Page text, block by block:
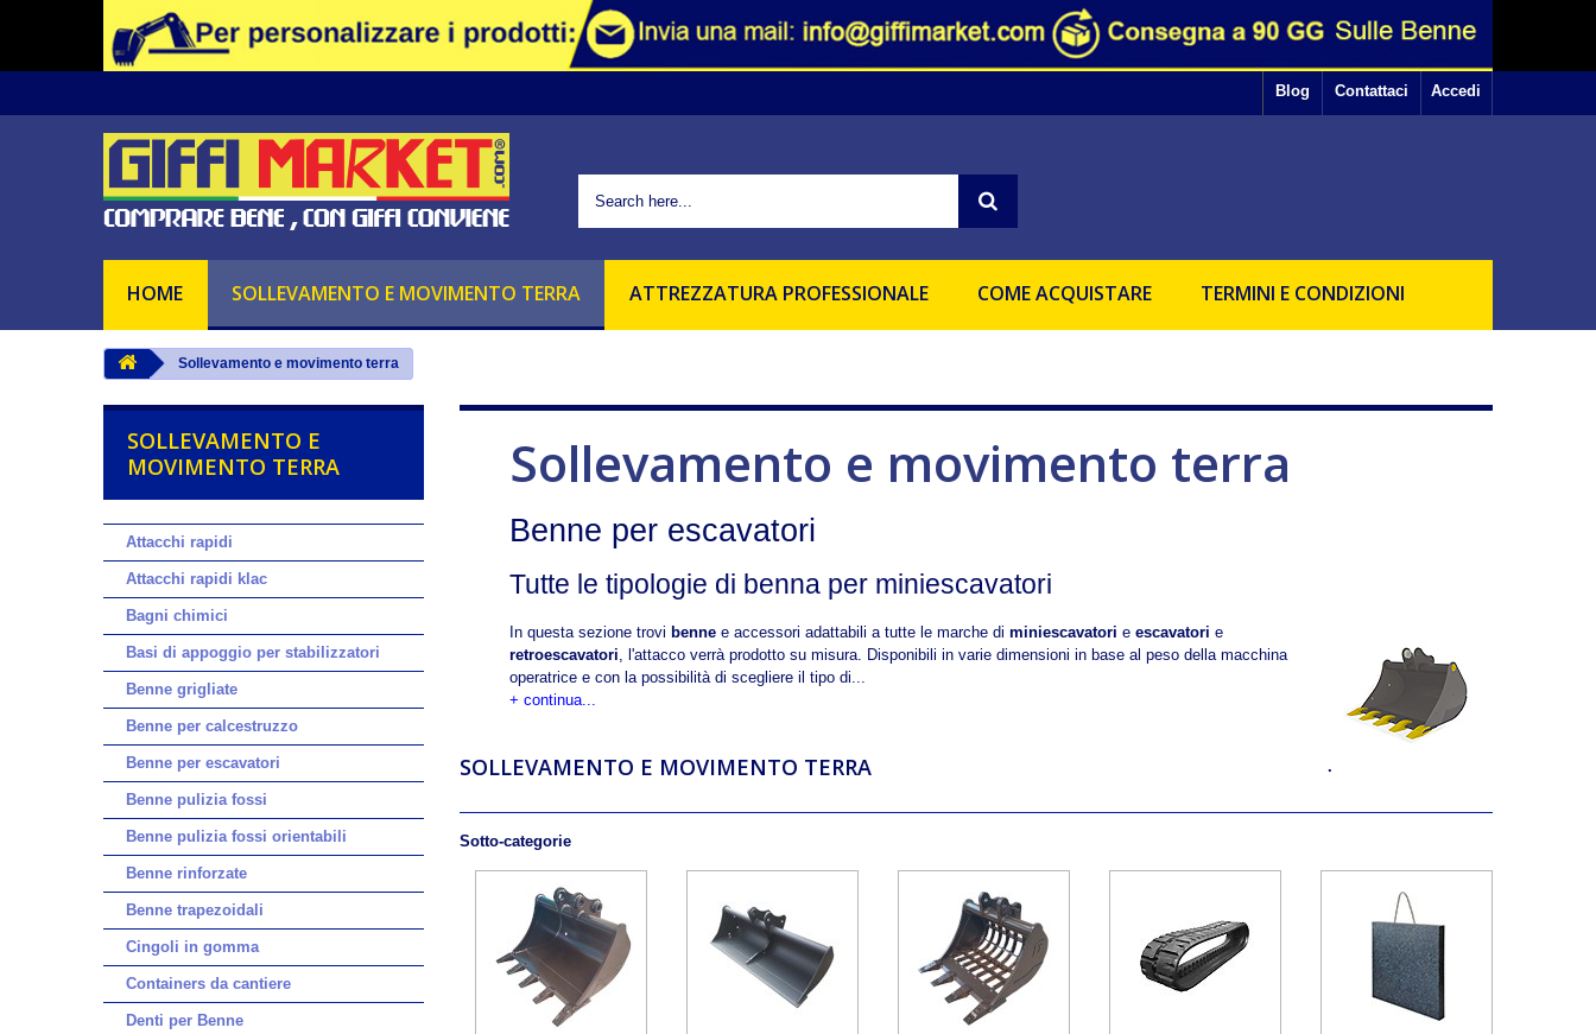
Accedi
Contattaci
Blog
HOME SOLLEVAMENTO E MOVIMENTO TERRA ATTREZZATURA PROFESSIONALE COME ACQUISTARE TERMINI E CONDIZIONI
Sollevamento e movimento terra
SOLLEVAMENTO E
MOVIMENTO TERRA
Attacchi rapidi
Attacchi rapidi klac
Bagni chimici
Basi di appoggio per stabilizzatori
Benne grigliate
Benne per calcestruzzo
Benne per escavatori
Benne pulizia fossi
Benne pulizia fossi orientabili
Benne rinforzate
Benne trapezoidali
Cingoli in gomma
Containers da cantiere
Denti per Benne
Sollevamento e movimento terra
Benne per escavatori
Tutte le tipologie di benna per miniescavatori
In questa sezione trovi benne e accessori adattabili a tutte le marche di miniescavatori e escavatori e
retroescavatori , l'attacco verrà prodotto su misura. Disponibili in varie dimensioni in base al peso della macchina
operatrice e con la possibilità di scegliere il tipo di...
+ continua...
SOLLEVAMENTO E MOVIMENTO TERRA .
Sotto-categorie
Informativa: Questo sito utilizza cookie di profilazione per l'invio di pubblicità e servizi che riescano ad allinearsi alle tue preferenze.
Se vuoi saperne di più basta leggere la nostra
informativa sulla privacy, se vuoi negare il consenso all'utilizzo di tutti o ad alcuni cookie ti basta interrompere la navigazione sul sito.
Chiudendo questo banner, scorrendo questa pagina o cliccando un'elemento qualsiasi della stessa acconsenti all'uso dei suddetti cookie.